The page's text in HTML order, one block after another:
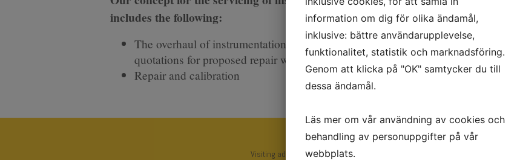
includes the following:
The overhaul of instrumentation at a fixed price and
quotations for proposed repair work
Repair and calibration
KWD NUCLEAR INSTRUMENTS AB| , Box 1001, SE-611 29 Nyköping
Visiting address: Wahlströms väg 24 J-N , SE-611 38. Phone +46 (0) 155 280370.
information om dig för olika ändamål,
inklusive: bättre användarupplevelse,
funktionalitet, statistik och marknadsföring.
Genom att klicka på "OK" samtycker du till
dessa ändamål.
Läs mer om vår användning av cookies och
behandling av personuppgifter på vår
webbplats.